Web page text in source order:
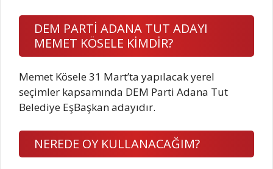
DEM PARTİ ADANA TUT ADAYI
MEMET KÖSELE KİMDİR?
Memet Kösele 31 Mart’ta yapılacak yerel
seçimler kapsamında DEM Parti Adana Tut
Belediye EşBaşkan adayıdır.
NEREDE OY KULLANACAĞIM?